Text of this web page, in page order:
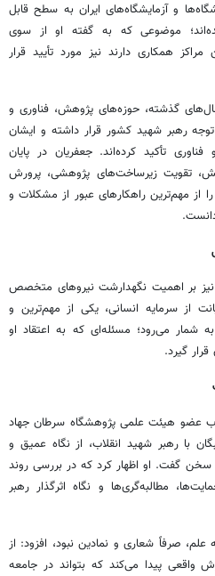
و آزمایشگاه‌های ایران به سطح قابل
موضوعی که به گفته او از سوی
همکاری دارند نیز مورد تأیید قرار
گذشته، حوزه‌های پژوهش، فناوری و
رهبر شهید کشور قرار داشته و ایشان
فناوری تأکید کرده‌اند. جعفریان در پایان
تقویت زیرساخت‌های پژوهشی، پرورش
از مهم‌ترین راهکارهای عبور از مشکلات و
بر اهمیت نگهدارشت نیروهای متخصص
از سرمایه انسانی، یکی از مهم‌ترین و
می‌رود؛ مسئله‌ای که به اعتقاد او
گیرد.
عضو هیئت علمی پژوهشگاه سرطان جهاد
با رهبر شهید انقلاب، از نگاه عمیق و
سخن گفت. او اظهار کرد که در بررسی روند
مطالبه‌گری‌ها و نگاه اثرگذار رهبر
علم، صرفاً شعاری و نمادین نبود، افزود: از
واقعی پیدا می‌کند که بتواند در جامعه